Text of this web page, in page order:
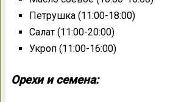
Петрушка (11:00-18:00)
Салат (11:00-20:00)
Укроп (11:00-16:00)
Орехи и семена: